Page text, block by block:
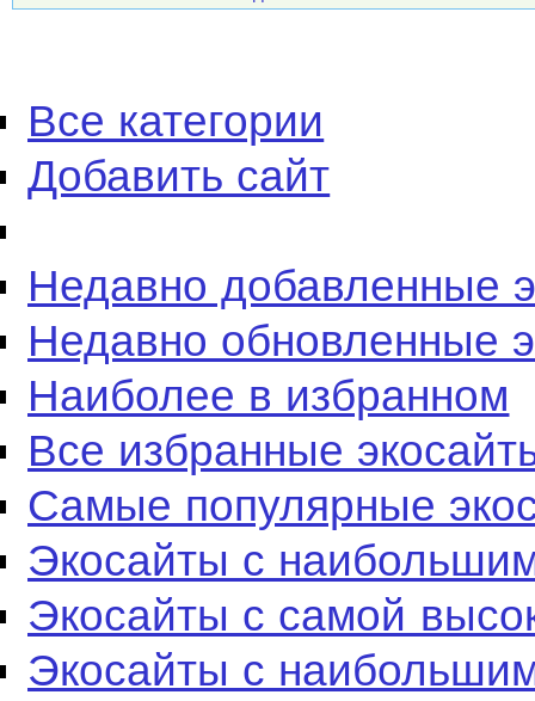
Все категории
Добавить сайт
Недавно добавленные
Недавно обновленные
Наиболее в избранном
Все избранные
Самые популярные
Экосайты с
Экосайты с самой
Экосайты с